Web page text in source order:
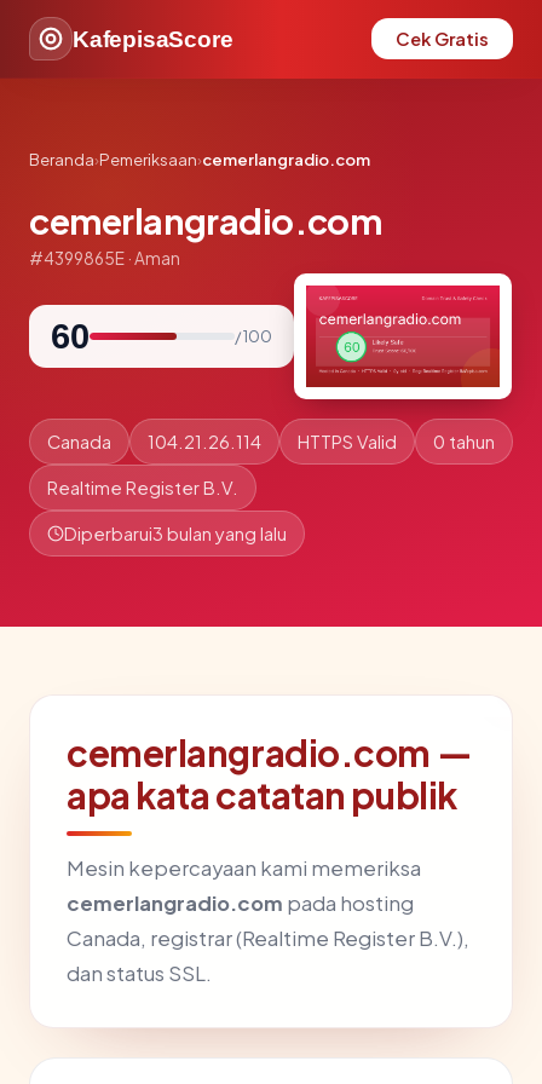
KafepisaScore Cek Gratis
Beranda›Pemeriksaan›cemerlangradio.com
cemerlangradio.com
#4399865E · Aman
60 / 100
Canada 104.21.26.114 HTTPS Valid 0 tahun
Realtime Register B.V.
Diperbarui3 bulan yang lalu
cemerlangradio.com —
apa kata catatan publik
Mesin kepercayaan kami memeriksa
cemerlangradio.com pada hosting
Canada, registrar (Realtime Register B.V.),
dan status SSL.